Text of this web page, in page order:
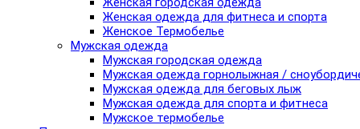
Женская одежда для фитнеса и спорта
Женское Термобелье
Мужская одежда
Мужская городская одежда
Мужская одежда горнолыжная /
Мужская одежда для беговых лыж
Мужская одежда для спорта и фитнеса
Мужское термобелье